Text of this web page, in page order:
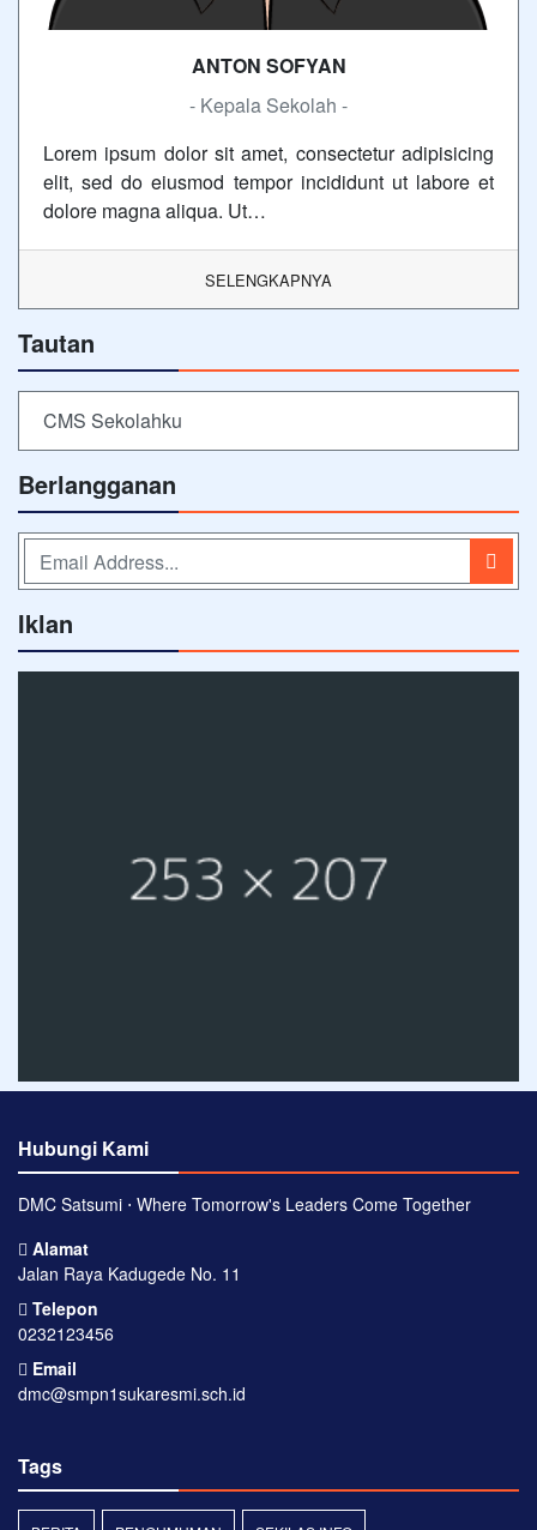
ANTON SOFYAN
- Kepala Sekolah -
Lorem ipsum dolor sit amet, consectetur adipisicing
elit, sed do eiusmod tempor incididunt ut labore et
dolore magna aliqua. Ut…
SELENGKAPNYA
Tautan
CMS Sekolahku
Berlangganan
Iklan
Hubungi Kami
DMC Satsumi ⋅ Where Tomorrow's Leaders Come Together
Alamat
Jalan Raya Kadugede No. 11
Telepon
0232123456
Email
dmc@smpn1sukaresmi.sch.id
Tags